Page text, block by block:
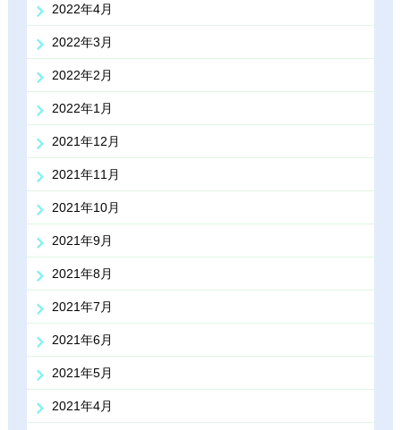
2022年4月
2022年3月
2022年2月
2022年1月
2021年12月
2021年11月
2021年10月
2021年9月
2021年8月
2021年7月
2021年6月
2021年5月
2021年4月